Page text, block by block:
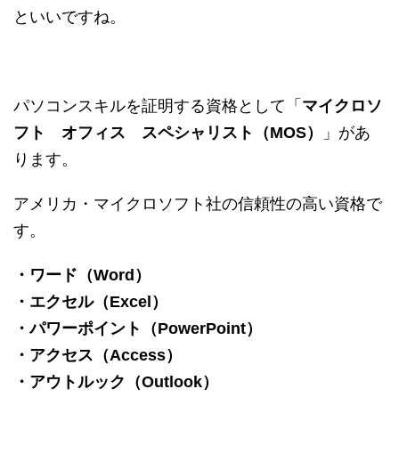
といいですね。
パソコンスキルを証明する資格として「 マイクロソ
フト オフィス スペシャリスト（MOS）
」があ
ります。
アメリカ・マイクロソフト社の信頼性の高い資格で
す。
・ワード（Word）
・エクセル（Excel）
・パワーポイント（PowerPoint）
・アクセス（Access）
・アウトルック（Outlook）